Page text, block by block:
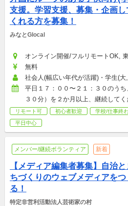
支援。学習支援、募集・企画し
くれる方を募集！
みなとGlocal
オンライン開催/フルリモートOK,
無料
社会人(幅広い年代が活躍)・学生(大
平日１７：００〜２１：３０のう
３０分）を２か月以上、継続してく
リモート可 初心者歓迎 学校/仕事終
平日中心
メンバー/継続ボランティア 新着
【メディア編集者募集】自治と
ちづくりのウェブメディアをつ
る！
特定非営利活動法人芸術家の村